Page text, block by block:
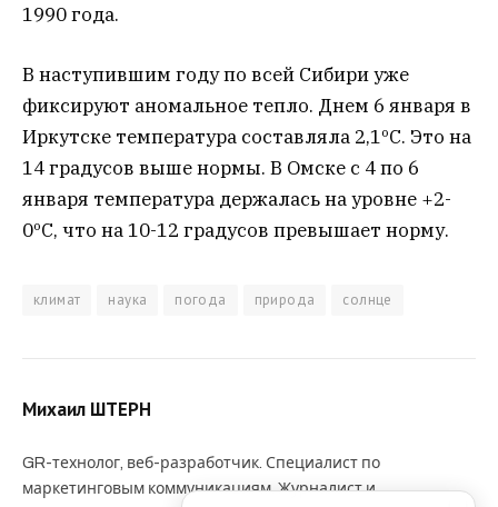
1990 года.
В наступившим году по всей Сибири уже
фиксируют аномальное тепло. Днем 6 января в
Иркутске температура составляла 2,1ºС. Это на
14 градусов выше нормы. В Омске с 4 по 6
января температура держалась на уровне +2-
0ºС, что на 10-12 градусов превышает норму.
климат наука погода природа солнце
Михаил ШТЕРН
GR-технолог, веб-разработчик. Специалист по
маркетинговым коммуникациям. Журналист и